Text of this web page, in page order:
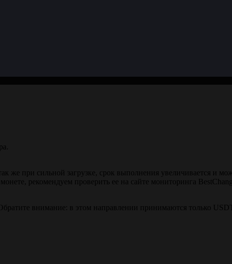
при сильной загрузке, срок выполнения увеличивается и
рекомендуем проверить ее на сайте мониторинга
внимание: в этом направлении принимаются только USDT,